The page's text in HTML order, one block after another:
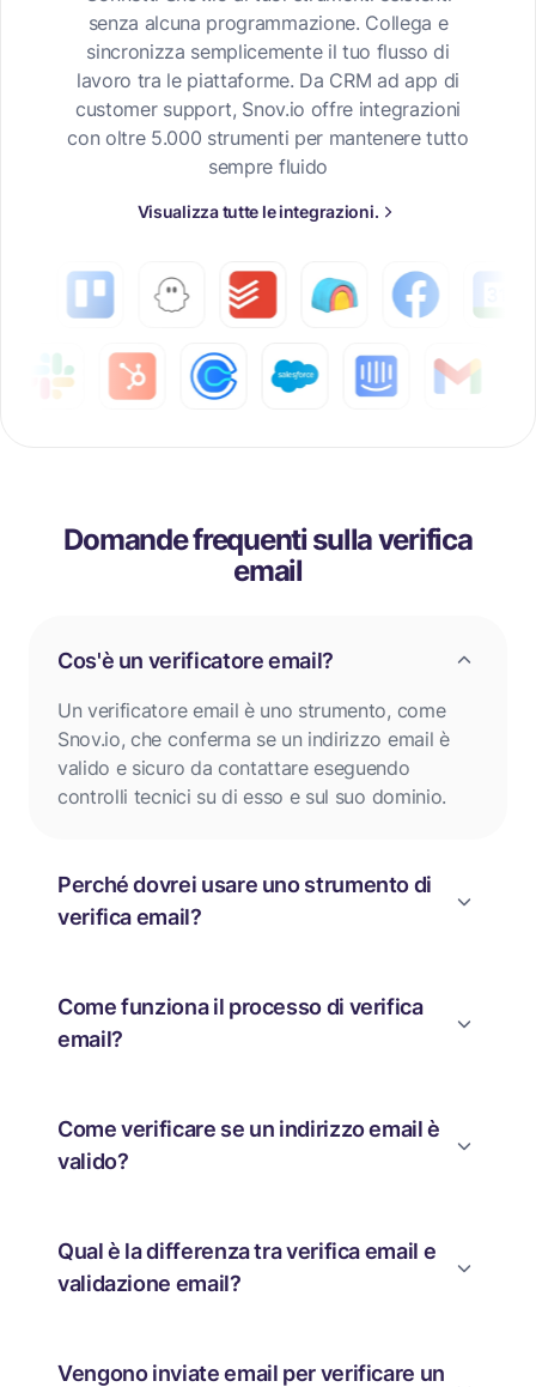
senza alcuna programmazione. Collega e
sincronizza semplicemente il tuo flusso di
lavoro tra le piattaforme. Da CRM ad app di
customer support, Snov.io offre integrazioni
con oltre 5.000 strumenti per mantenere tutto
sempre fluido
Visualizza tutte le integrazioni.
Domande frequenti sulla verifica
email
Cos'è un verificatore email?
Un verificatore email è uno strumento, come
Snov.io, che conferma se un indirizzo email è
valido e sicuro da contattare eseguendo
controlli tecnici su di esso e sul suo dominio.
Perché dovrei usare uno strumento di
verifica email?
Come funziona il processo di verifica
email?
Come verificare se un indirizzo email è
valido?
Qual è la differenza tra verifica email e
validazione email?
Vengono inviate email per verificare un